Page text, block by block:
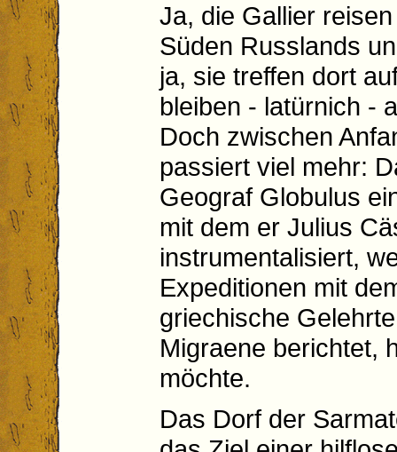
Ja, die Gallier
Süden Russlands
ja, sie treffen dort
bleiben - latürnich -
Doch zwischen
passiert viel mehr:
Geograf Globulus
mit dem er Julius
instrumentalisiert,
Expeditionen mit
griechische
Migraene berichtet,
möchte.
Das Dorf der